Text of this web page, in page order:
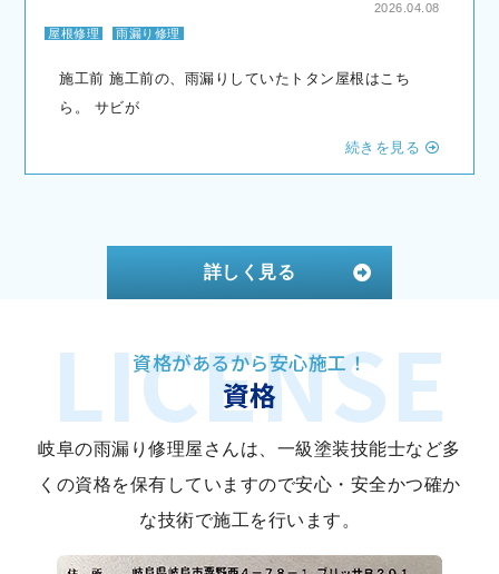
2026.04.08
屋根修理
雨漏り修理
施工前 施工前の、雨漏りしていたトタン屋根はこち
ら。 サビが
続きを見る
詳しく見る
資格があるから安心施工！
資格
岐阜の雨漏り修理屋さんは、一級塗装技能士など多
くの資格を保有していますので安心・安全かつ確か
な技術で施工を行います。